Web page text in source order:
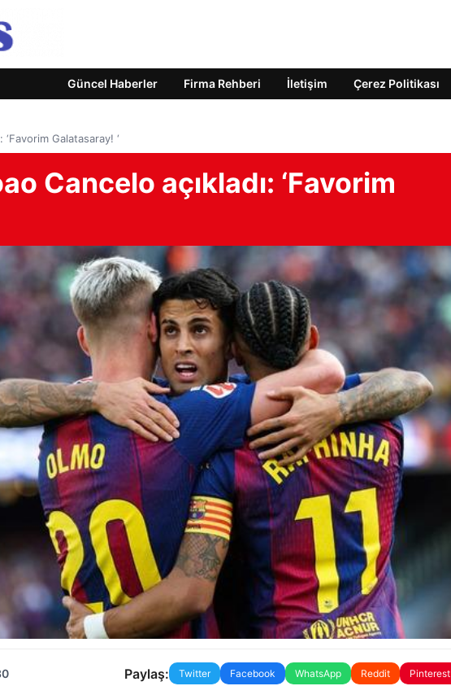
Güncel Haberler Firma Rehberi İletişim Çerez Politikası
‘Favorim Galatasaray! ‘
Cancelo açıkladı: ‘Favorim
Paylaş: Twitter Facebook WhatsApp Reddit Pinterest